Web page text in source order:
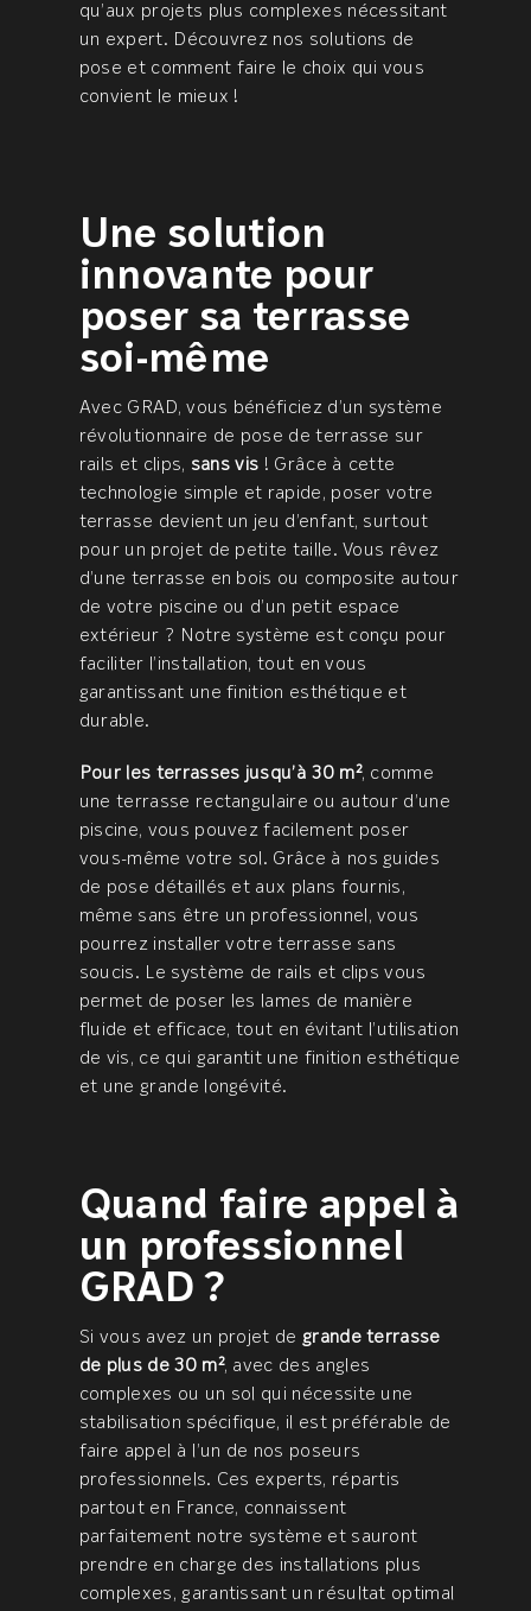
qu’aux projets plus complexes nécessitant
un expert. Découvrez nos solutions de
pose et comment faire le choix qui vous
convient le mieux !
Une solution
innovante pour
poser sa terrasse
soi-même
Avec GRAD, vous bénéficiez d’un système
révolutionnaire de pose de terrasse sur
rails et clips, sans vis ! Grâce à cette
technologie simple et rapide, poser votre
terrasse devient un jeu d’enfant, surtout
pour un projet de petite taille. Vous rêvez
d’une terrasse en bois ou composite autour
de votre piscine ou d’un petit espace
extérieur ? Notre système est conçu pour
faciliter l’installation, tout en vous
garantissant une finition esthétique et
durable.
Pour les terrasses jusqu’à 30 m², comme
une terrasse rectangulaire ou autour d’une
piscine, vous pouvez facilement poser
vous-même votre sol. Grâce à nos guides
de pose détaillés et aux plans fournis,
même sans être un professionnel, vous
pourrez installer votre terrasse sans
soucis. Le système de rails et clips vous
permet de poser les lames de manière
fluide et efficace, tout en évitant l’utilisation
de vis, ce qui garantit une finition esthétique
et une grande longévité.
Quand faire appel à
un professionnel
GRAD ?
Si vous avez un projet de grande terrasse
de plus de 30 m², avec des angles
complexes ou un sol qui nécessite une
stabilisation spécifique, il est préférable de
faire appel à l’un de nos poseurs
professionnels. Ces experts, répartis
partout en France, connaissent
parfaitement notre système et sauront
prendre en charge des installations plus
complexes, garantissant un résultat optimal